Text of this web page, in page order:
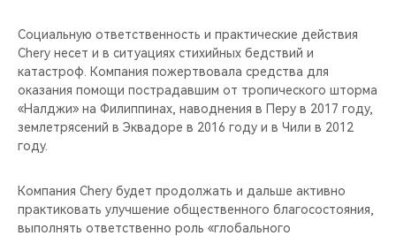
Социальную ответственность и практические действия
Chery несет и в ситуациях стихийных бедствий и
катастроф. Компания пожертвовала средства для
оказания помощи пострадавшим от тропического шторма
«Налджи» на Филиппинах, наводнения в Перу в 2017 году,
землетрясений в Эквадоре в 2016 году и в Чили в 2012
году.
Компания Chery будет продолжать и дальше активно
практиковать улучшение общественного благосостояния,
выполнять ответственно роль «глобального